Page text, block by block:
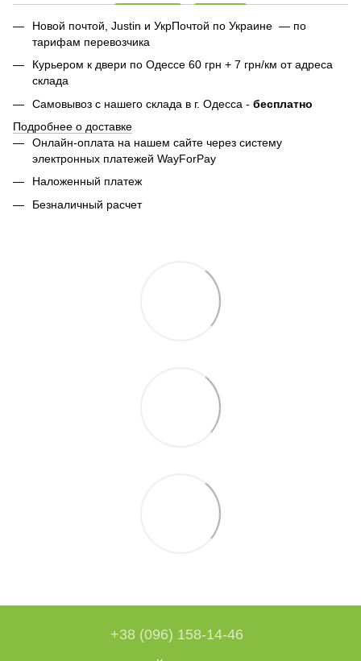
Новой почтой, Justin и УкрПочтой по Украине — по
тарифам перевозчика
Курьером к двери по Одессе 60 грн + 7 грн/км от адреса
склада
Самовывоз с нашего склада в г. Одесса - бесплатно
Подробнее о доставке
Онлайн-оплата на нашем сайте через систему
электронных платежей WayForPay
Наложенный платеж
Безналичный расчет
+38 (096) 158-14-46